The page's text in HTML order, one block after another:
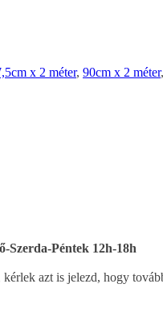
x 2 méter, 90cm x 2 méter,
Szerda-Péntek 12h-18h
azt is jelezd, hogy